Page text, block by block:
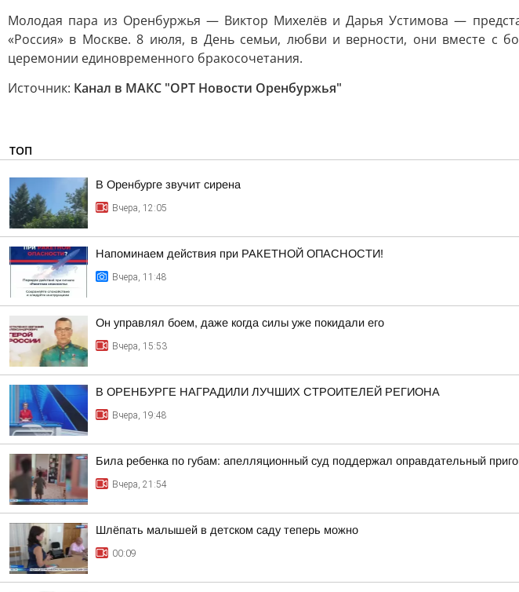
Молодая пара из Оренбуржья — Виктор Михелёв и Дарья Устимова —
«Россия» в Москве. 8 июля, в День семьи, любви и верности, они вместе с
церемонии единовременного бракосочетания.
Источник: Канал в МАКС "ОРТ Новости Оренбуржья"
ТОП
В Оренбурге звучит сирена
Вчера, 12:05
Напоминаем действия при РАКЕТНОЙ ОПАСНОСТИ!
Вчера, 11:48
Он управлял боем, даже когда силы уже покидали его
Вчера, 15:53
В ОРЕНБУРГЕ НАГРАДИЛИ ЛУЧШИХ СТРОИТЕЛЕЙ РЕГИОНА
Вчера, 19:48
Била ребенка по губам: апелляционный суд поддержал оправдательный
Вчера, 21:54
Шлёпать малышей в детском саду теперь можно
00:09